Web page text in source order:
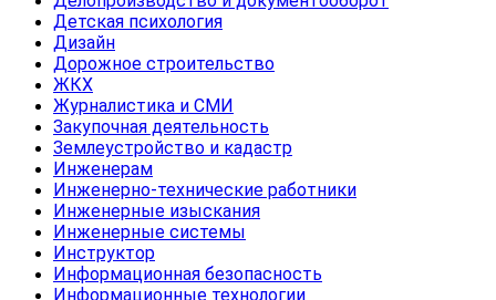
Детская психология
Дизайн
Дорожное строительство
ЖКХ
Журналистика и СМИ
Закупочная деятельность
Землеустройство и кадастр
Инженерам
Инженерно-технические работники
Инженерные изыскания
Инженерные системы
Инструктор
Информационная безопасность
Информационные технологии